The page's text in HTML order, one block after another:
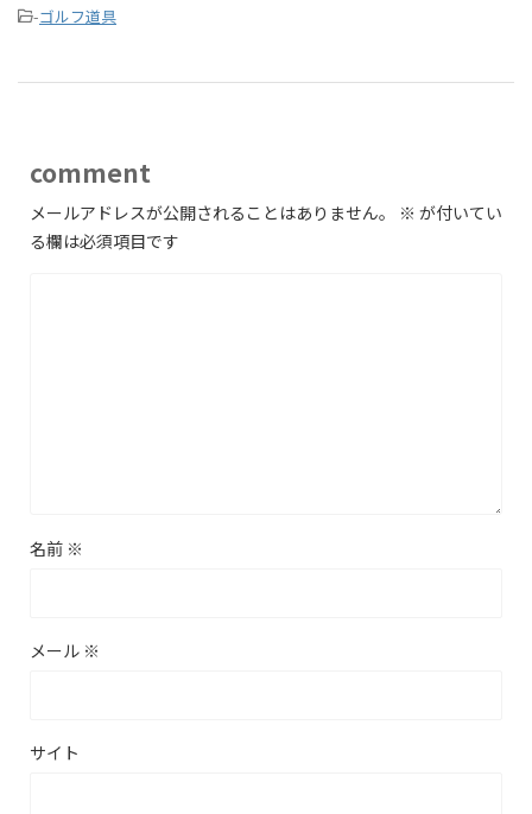
-ゴルフ道具
comment
メールアドレスが公開されることはありません。 ※ が付いてい
る欄は必須項目です
名前 ※
メール ※
サイト